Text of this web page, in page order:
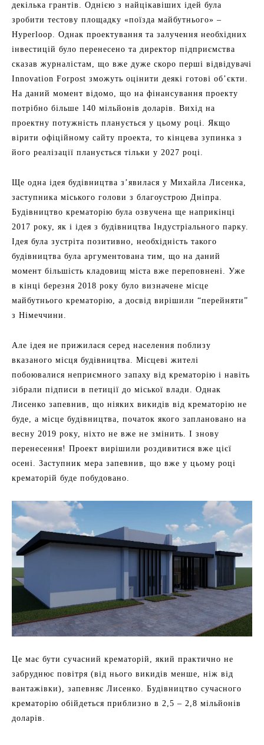
декілька грантів. Однією з найцікавіших ідей була
зробити тестову площадку «поїзда майбутнього» –
Hyperloop. Однак проектування та залучення необхідних
інвестицій було перенесено та директор підприємства
сказав журналістам, що вже дуже скоро перші відвідувачі
Innovation Forpost зможуть оцінити деякі готові об’єкти.
На даний момент відомо, що на фінансування проекту
потрібно більше 140 мільйонів доларів. Вихід на
проектну потужність планується у цьому році. Якщо
вірити офіційному сайту проекта, то кінцева зупинка з
його реалізації планується тільки у 2027 році.
Ще одна ідея будівництва з’явилася у Михайла Лисенка,
заступника міського голови з благоустрою Дніпра.
Будівництво крематорію була озвучена ще наприкінці
2017 року, як і ідея з будівництва Індустріального парку.
Ідея була зустріта позитивно, необхідність такого
будівництва була аргументована тим, що на даний
момент більшість кладовищ міста вже переповнені. Уже
в кінці березня 2018 року було визначене місце
майбутнього крематорію, а досвід вирішили “перейняти”
з Німеччини.
Але ідея не прижилася серед населення поблизу
вказаного місця будівництва. Місцеві жителі
побоювалися неприємного запаху від крематорію і навіть
зібрали підписи в петиції до міської влади. Однак
Лисенко запевнив, що ніяких викидів від крематорію не
буде, а місце будівництва, початок якого заплановано на
весну 2019 року, ніхто не вже не змінить. І знову
перенесення! Проект вирішили роздивитися вже цієї
осені. Заступник мера запевнив, що вже у цьому році
крематорій буде побудовано.
Це має бути сучасний крематорій, який практично не
забруднює повітря (від нього викидів менше, ніж від
вантажівки), запевняє Лисенко. Будівництво сучасного
крематорію обійдеться приблизно в 2,5 – 2,8 мільйонів
доларів.